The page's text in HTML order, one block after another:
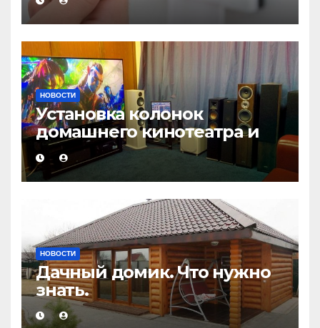
НОВОСТИ
Установка колонок
домашнего кинотеатра и
настройка звука
НОВОСТИ
Дачный домик. Что нужно
знать.